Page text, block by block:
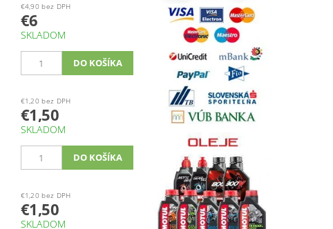
€4,90 bez DPH
€6
SKLADOM
€1,20 bez DPH
€1,50
SKLADOM
€1,20 bez DPH
€1,50
SKLADOM